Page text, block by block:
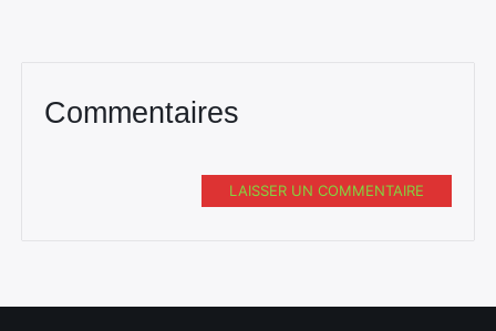
Commentaires
LAISSER UN COMMENTAIRE